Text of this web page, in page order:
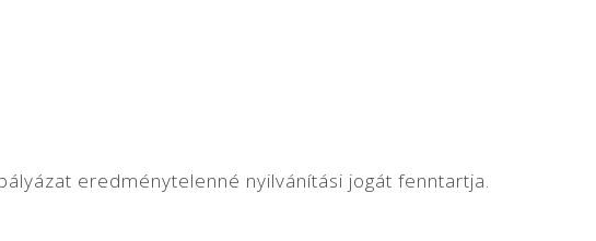
eredménytelenné nyilvánítási jogát fenntartja.